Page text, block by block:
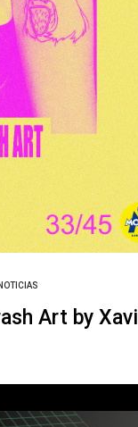
NOTICIAS
Art by Xavi